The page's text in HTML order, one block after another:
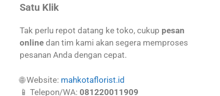
Satu Klik
Tak perlu repot datang ke toko, cukup pesan
online dan tim kami akan segera memproses
pesanan Anda dengan cepat.
🌐 Website: mahkotaflorist.id
📱 Telepon/WA: 081220011909